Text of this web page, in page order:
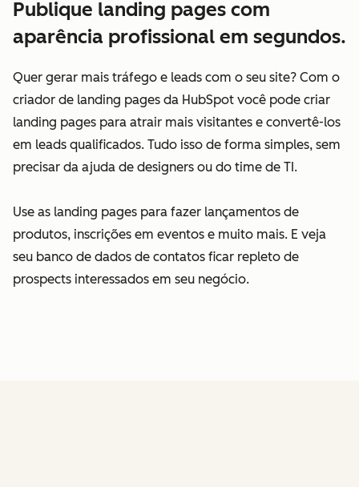
Publique landing pages com
aparência profissional em segundos.
Quer gerar mais tráfego e leads com o seu site? Com o
criador de landing pages da HubSpot você pode criar
landing pages para atrair mais visitantes e convertê-los
em leads qualificados. Tudo isso de forma simples, sem
precisar da ajuda de designers ou do time de TI.
Use as landing pages para fazer lançamentos de
produtos, inscrições em eventos e muito mais. E veja
seu banco de dados de contatos ficar repleto de
prospects interessados em seu negócio.